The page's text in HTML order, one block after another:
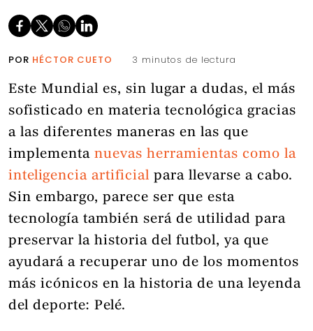
POR HÉCTOR CUETO 3 minutos de lectura
Este Mundial es, sin lugar a dudas, el más
sofisticado en materia tecnológica gracias
a las diferentes maneras en las que
implementa nuevas herramientas como la
inteligencia artificial para llevarse a cabo.
Sin embargo, parece ser que esta
tecnología también será de utilidad para
preservar la historia del futbol, ya que
ayudará a recuperar uno de los momentos
más icónicos en la historia de una leyenda
del deporte: Pelé.